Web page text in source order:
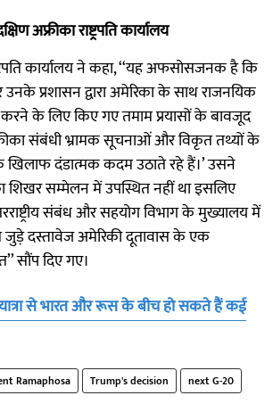
अफ्रीका राष्ट्रपति कार्यालय
कार्यालय ने कहा, ‘‘यह अफसोसजनक है कि
उनके प्रशासन द्वारा अमेरिका के साथ राजनयिक
करने के लिए किए गए तमाम प्रयासों के बावजूद
अफ्रीका संबंधी भ्रामक सूचनाओं और विकृत तथ्यों के
दंडात्मक कदम उठाते रहे हैं।’ उसने
शिखर सम्मेलन में उपस्थित नहीं था इसलिए
संबंध और सहयोग विभाग के मुख्यालय में
जुड़े दस्तावेज अमेरिकी दूतावास के एक
सौंप दिए गए।
से भारत और रूस के बीच हो सकते हैं कई
Ramaphosa Trump's decision
next G-20